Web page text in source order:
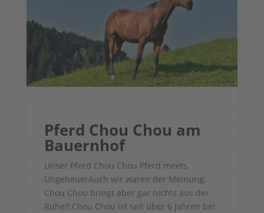
Pferd Chou Chou am
Bauernhof
Unser Pferd Chou Chou Pferd meets
UngeheuerAuch wir waren der Meinung,
Chou Chou bringt aber gar nichts aus der
Ruhe!! Chou Chou ist seit über 6 Jahren bei